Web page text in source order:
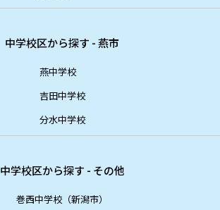
中学校区から探す - 燕市
燕中学校
吉田中学校
分水中学校
中学校区から探す - その他
巻西中学校（新潟市）